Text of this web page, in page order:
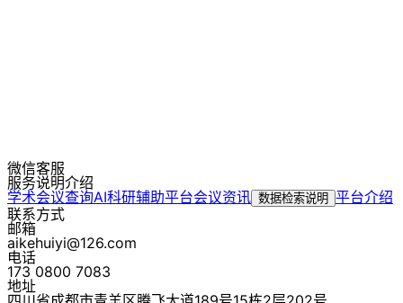
微信客服
服务说明介绍
学术会议查询AI科研辅助平台会议资讯 数据检索说明 平台介绍
联系方式
邮箱
aikehuiyi@126.com
电话
173 0800 7083
地址